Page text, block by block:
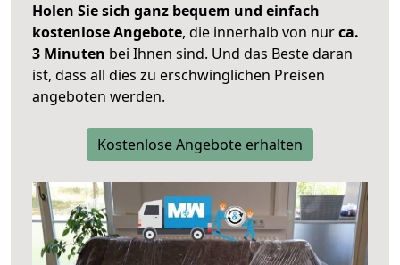
Holen Sie sich ganz bequem und einfach
kostenlose Angebote, die innerhalb von nurca.
3 Minuten bei Ihnen sind. Und das Beste daran
ist, dass all dies zu erschwinglichen Preisen
angeboten werden.
Kostenlose Angebote erhalten